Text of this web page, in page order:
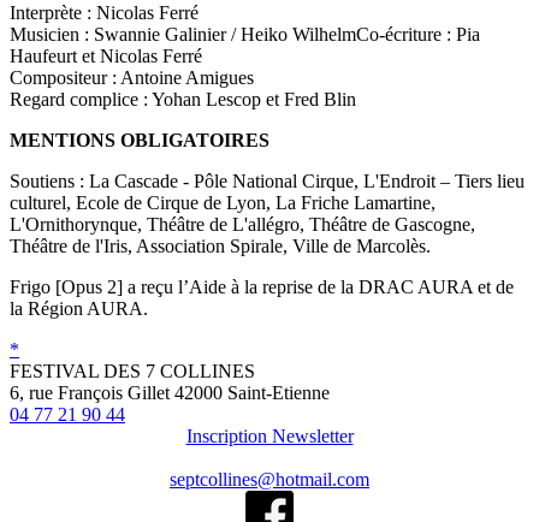
Interprète : Nicolas Ferré
Musicien : Swannie Galinier / Heiko WilhelmCo-écriture : Pia
Haufeurt et Nicolas Ferré
Compositeur : Antoine Amigues
Regard complice : Yohan Lescop et Fred Blin
MENTIONS OBLIGATOIRES
Soutiens : La Cascade - Pôle National Cirque, L'Endroit – Tiers lieu
culturel, Ecole de Cirque de Lyon, La Friche Lamartine,
L'Ornithorynque, Théâtre de L'allégro, Théâtre de Gascogne,
Théâtre de l'Iris, Association Spirale, Ville de Marcolès.
Frigo [Opus 2] a reçu l’Aide à la reprise de la DRAC AURA et de
la Région AURA.
*
FESTIVAL DES 7 COLLINES
6, rue François Gillet 42000 Saint-Etienne
04 77 21 90 44
Inscription Newsletter
septcollines@hotmail.com